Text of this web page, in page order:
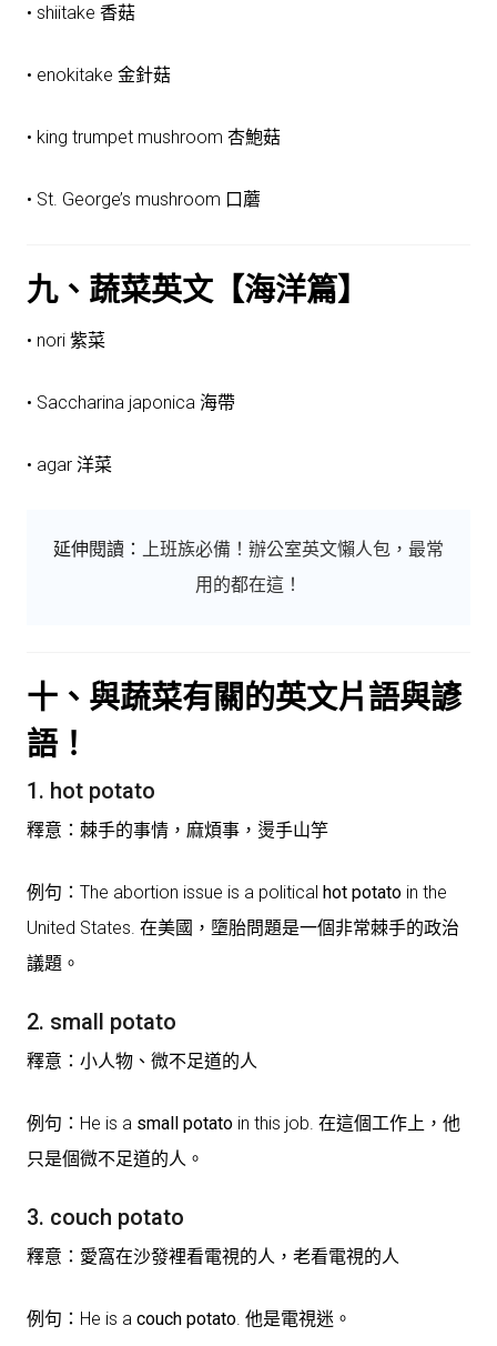
• shiitake 香菇
• enokitake 金針菇
• king trumpet mushroom 杏鮑菇
• St. George’s mushroom 口蘑
九、蔬菜英文【海洋篇】
• nori 紫菜
• Saccharina japonica 海帶
• agar 洋菜
延伸閱讀：
上班族必備！辦公室英文懶人包，最常
用的都在這！
十、與蔬菜有關的英文片語與諺
語！
1. hot potato
釋意：棘手的事情，麻煩事，燙手山竽
例句：The abortion issue is a political hot potato in the
United States. 在美國，墮胎問題是一個非常棘手的政治
議題。
2. small potato
釋意：小人物、微不足道的人
例句：He is a small potato in this job. 在這個工作上，他
只是個微不足道的人。
3. couch potato
釋意：愛窩在沙發裡看電視的人，老看電視的人
例句：He is a couch potato . 他是電視迷。